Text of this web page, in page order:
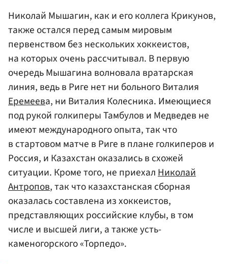
Николай Мышагин, как и его коллега Крикунов,
также остался перед самым мировым
первенством без нескольких хоккеистов,
на которых очень рассчитывал. В первую
очередь Мышагина волновала вратарская
линия, ведь в Риге нет ни больного Виталия
Еремеева, ни Виталия Колесника. Имеющиеся
под рукой голкиперы Тамбулов и Медведев не
имеют международного опыта, так что
в стартовом матче в Риге в плане голкиперов и
Россия, и Казахстан оказались в схожей
ситуации. Кроме того, не приехалНиколай
Антропов, так что казахстанская сборная
оказалась составлена из хоккеистов,
представляющих российские клубы, в том
числе и высшей лиги, а также усть-
каменогорского «Торпедо».